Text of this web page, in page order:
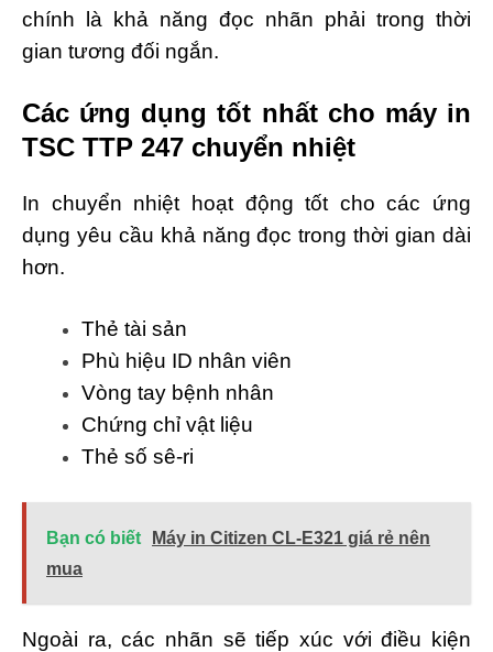
chính là khả năng đọc nhãn phải trong thời
gian tương đối ngắn.
Các ứng dụng tốt nhất cho máy in
TSC TTP 247 chuyển nhiệt
In chuyển nhiệt hoạt động tốt cho các ứng
dụng yêu cầu khả năng đọc trong thời gian dài
hơn.
Thẻ tài sản
Phù hiệu ID nhân viên
Vòng tay bệnh nhân
Chứng chỉ vật liệu
Thẻ số sê-ri
Bạn có biết
Máy in Citizen CL-E321 giá rẻ nên
mua
Ngoài ra, các nhãn sẽ tiếp xúc với điều kiện